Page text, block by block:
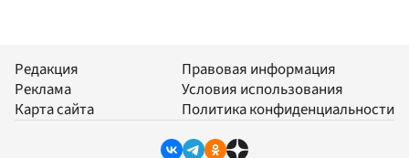
Редакция
Реклама
Карта сайта
Правовая информация
Условия использования
Политика конфиденциальности